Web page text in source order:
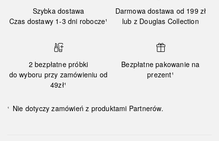
Szybka dostawa
Czas dostawy 1-3 dni robocze¹
Darmowa dostawa od 199 zł
lub z Douglas Collection
2 bezpłatne próbki
do wyboru przy zamówieniu od
49zł¹
Bezpłatne pakowanie na
prezent¹
¹ Nie dotyczy zamówień z produktami Partnerów.